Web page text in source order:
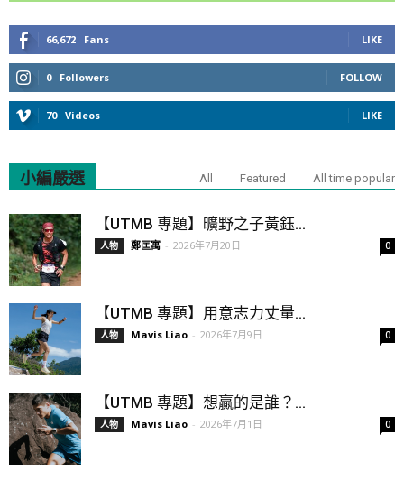
66,672 Fans LIKE
0 Followers FOLLOW
70 Videos LIKE
小編嚴選 All Featured All time popular
【UTMB 專題】曠野之子黃鈺...
人物 鄭匡寓 - 2026年7月20日 0
【UTMB 專題】用意志力丈量...
人物 Mavis Liao - 2026年7月9日 0
【UTMB 專題】想贏的是誰？...
人物 Mavis Liao - 2026年7月1日 0